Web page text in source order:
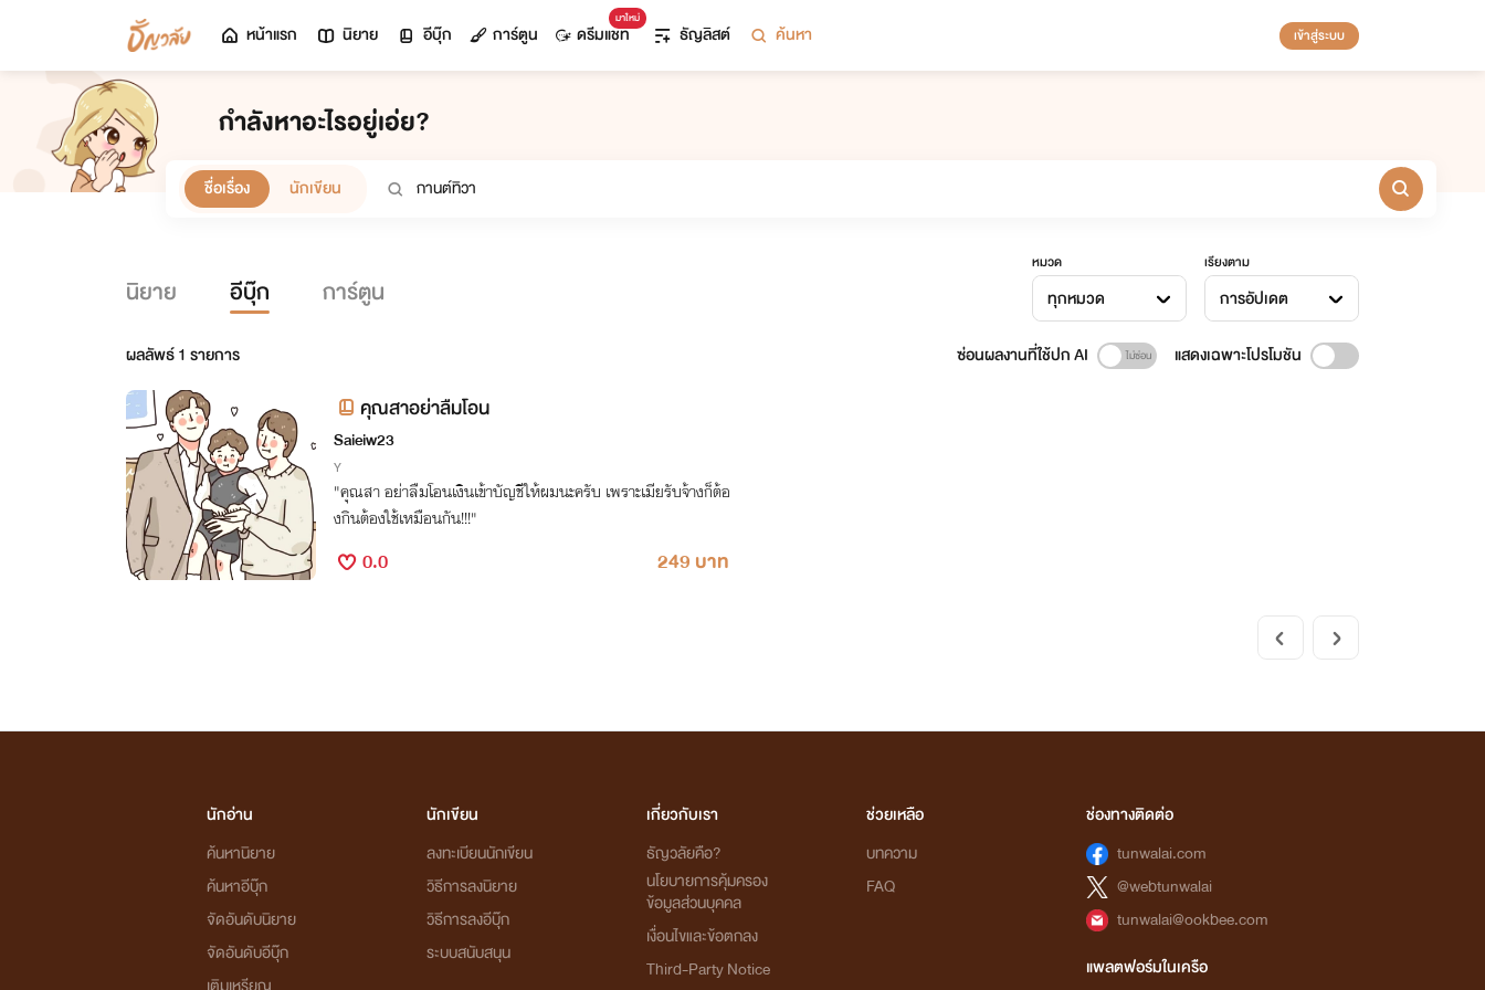
หน้าแรก นิยาย อีบุ๊ก การ์ตูน
มาใหม่
ดรีมแชท ธัญลิสต์ ค้นหา เข้าสู่ระบบ
กำลังหาอะไรอยู่เอ่ย?
ชื่อเรื่อง นักเขียน
นิยาย อีบุ๊ก การ์ตูน
หมวด
ทุกหมวด
เรียงตาม
การอัปเดต
ผลลัพธ์1 รายการ ซ่อนผลงานที่ใช้ปก AI แสดงเฉพาะโปรโมชัน
คุณสาอย่าลืมโอน
Saieiw23
Y
"คุณสา อย่าลืมโอนเงินเข้าบัญชีให้ผมนะครับ เพราะเมียรับจ้างก็ต้อ
งกินต้องใช้เหมือนกัน!!!"
0.0 249 บาท
นักอ่าน
ค้นหานิยาย
ค้นหาอีบุ๊ก
จัดอันดับนิยาย
จัดอันดับอีบุ๊ก
นักเขียน
ลงทะเบียนนักเขียน
วิธีการลงนิยาย
วิธีการลงอีบุ๊ก
ระบบสนับสนุน
เกี่ยวกับเรา
ธัญวลัยคือ?
นโยบายการคุ้มครอง
ข้อมูลส่วนบุคคล
เงื่อนไขและข้อตกลง
Third-Party Notice
ช่วยเหลือ
บทความ
FAQ
ช่องทางติดต่อ
tunwalai.com
@webtunwalai
tunwalai@ookbee.com
แพลตฟอร์มในเครือ